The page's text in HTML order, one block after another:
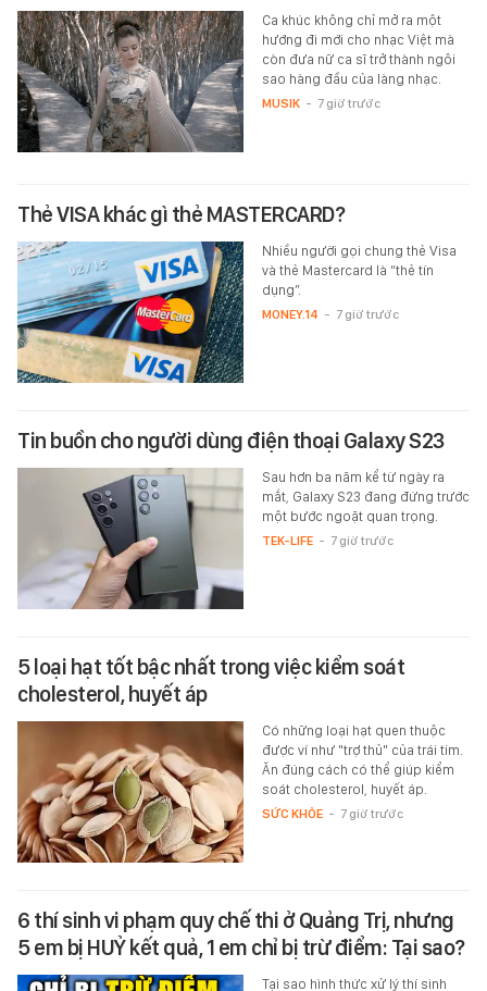
Ca khúc không chỉ mở ra một
hướng đi mới cho nhạc Việt mà
còn đưa nữ ca sĩ trở thành ngôi
sao hàng đầu của làng nhạc.
MUSIK - 7 giờ trước
Thẻ VISA khác gì thẻ MASTERCARD?
Nhiều người gọi chung thẻ Visa
và thẻ Mastercard là “thẻ tín
dụng”.
MONEY.14 - 7 giờ trước
Tin buồn cho người dùng điện thoại Galaxy S23
Sau hơn ba năm kể từ ngày ra
mắt, Galaxy S23 đang đứng trước
một bước ngoặt quan trọng.
TEK-LIFE - 7 giờ trước
5 loại hạt tốt bậc nhất trong việc kiểm soát
cholesterol, huyết áp
Có những loại hạt quen thuộc
được ví như "trợ thủ" của trái tim.
Ăn đúng cách có thể giúp kiểm
soát cholesterol, huyết áp.
SỨC KHỎE - 7 giờ trước
6 thí sinh vi phạm quy chế thi ở Quảng Trị, nhưng
5 em bị HUỶ kết quả, 1 em chỉ bị trừ điểm: Tại sao?
Tại sao hình thức xử lý thí sinh